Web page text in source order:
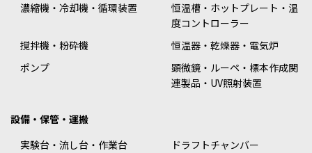
濃縮機・冷却機・循環装置
恒温槽・ホットプレート・温
度コントローラー
撹拌機・粉砕機
恒温器・乾燥器・電気炉
ポンプ
顕微鏡・ルーペ・標本作成関
連製品・UV照射装置
設備・保管・運搬
実験台・流し台・作業台
ドラフトチャンバー